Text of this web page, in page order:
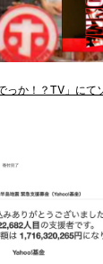
っか！？TV」にて